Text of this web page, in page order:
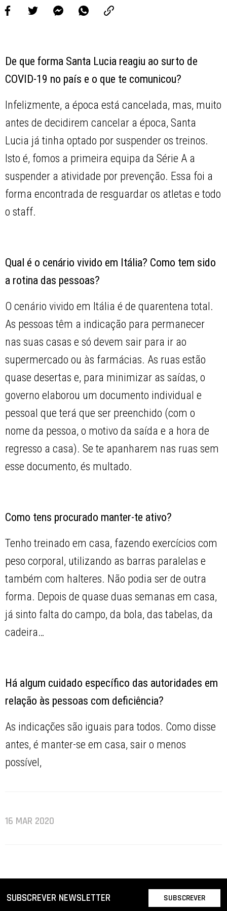
De que forma Santa Lucia reagiu ao surto de
COVID-19 no país e o que te comunicou?
Infelizmente, a época está cancelada, mas, muito
antes de decidirem cancelar a época, Santa
Lucia já tinha optado por suspender os treinos.
Isto é, fomos a primeira equipa da Série A a
suspender a atividade por prevenção. Essa foi a
forma encontrada de resguardar os atletas e todo
o staff.
Qual é o cenário vivido em Itália? Como tem sido
a rotina das pessoas?
O cenário vivido em Itália é de quarentena total.
As pessoas têm a indicação para permanecer
nas suas casas e só devem sair para ir ao
supermercado ou às farmácias. As ruas estão
quase desertas e, para minimizar as saídas, o
governo elaborou um documento individual e
pessoal que terá que ser preenchido (com o
nome da pessoa, o motivo da saída e a hora de
regresso a casa). Se te apanharem nas ruas sem
esse documento, és multado.
Como tens procurado manter-te ativo?
Tenho treinado em casa, fazendo exercícios com
peso corporal, utilizando as barras paralelas e
também com halteres. Não podia ser de outra
forma. Depois de quase duas semanas em casa,
já sinto falta do campo, da bola, das tabelas, da
cadeira…
Há algum cuidado específico das autoridades em
relação às pessoas com deficiência?
As indicações são iguais para todos. Como disse
antes, é manter-se em casa, sair o menos
possível,
16 MAR 2020
SUBSCREVER NEWSLETTER SUBSCREVER